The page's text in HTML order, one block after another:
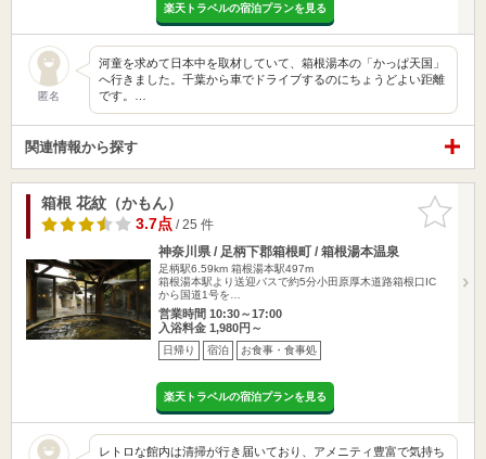
楽天トラベルの宿泊プランを見る
匿名
河童を求めて日本中を取材していて、箱根湯本の「かっぱ天国」
へ行きました。千葉から車でドライブするのにちょうどよい距離
です。…
関連情報から探す
お気に入
りに追加
箱根 花紋（かもん）
3.7点/ 25 件
神奈川県 / 足柄下郡箱根町 / 箱根湯本温泉
足柄駅6.59km 箱根湯本駅497m
箱根湯本駅より送迎バスで約5分小田原厚木道路箱根口IC
から国道1号を…
営業時間 10:30～17:00
入浴料金 1,980円～
日帰り 宿泊 お食事・食事処
楽天トラベルの宿泊プランを見る
レトロな館内は清掃が行き届いており、アメニティ豊富で気持ち